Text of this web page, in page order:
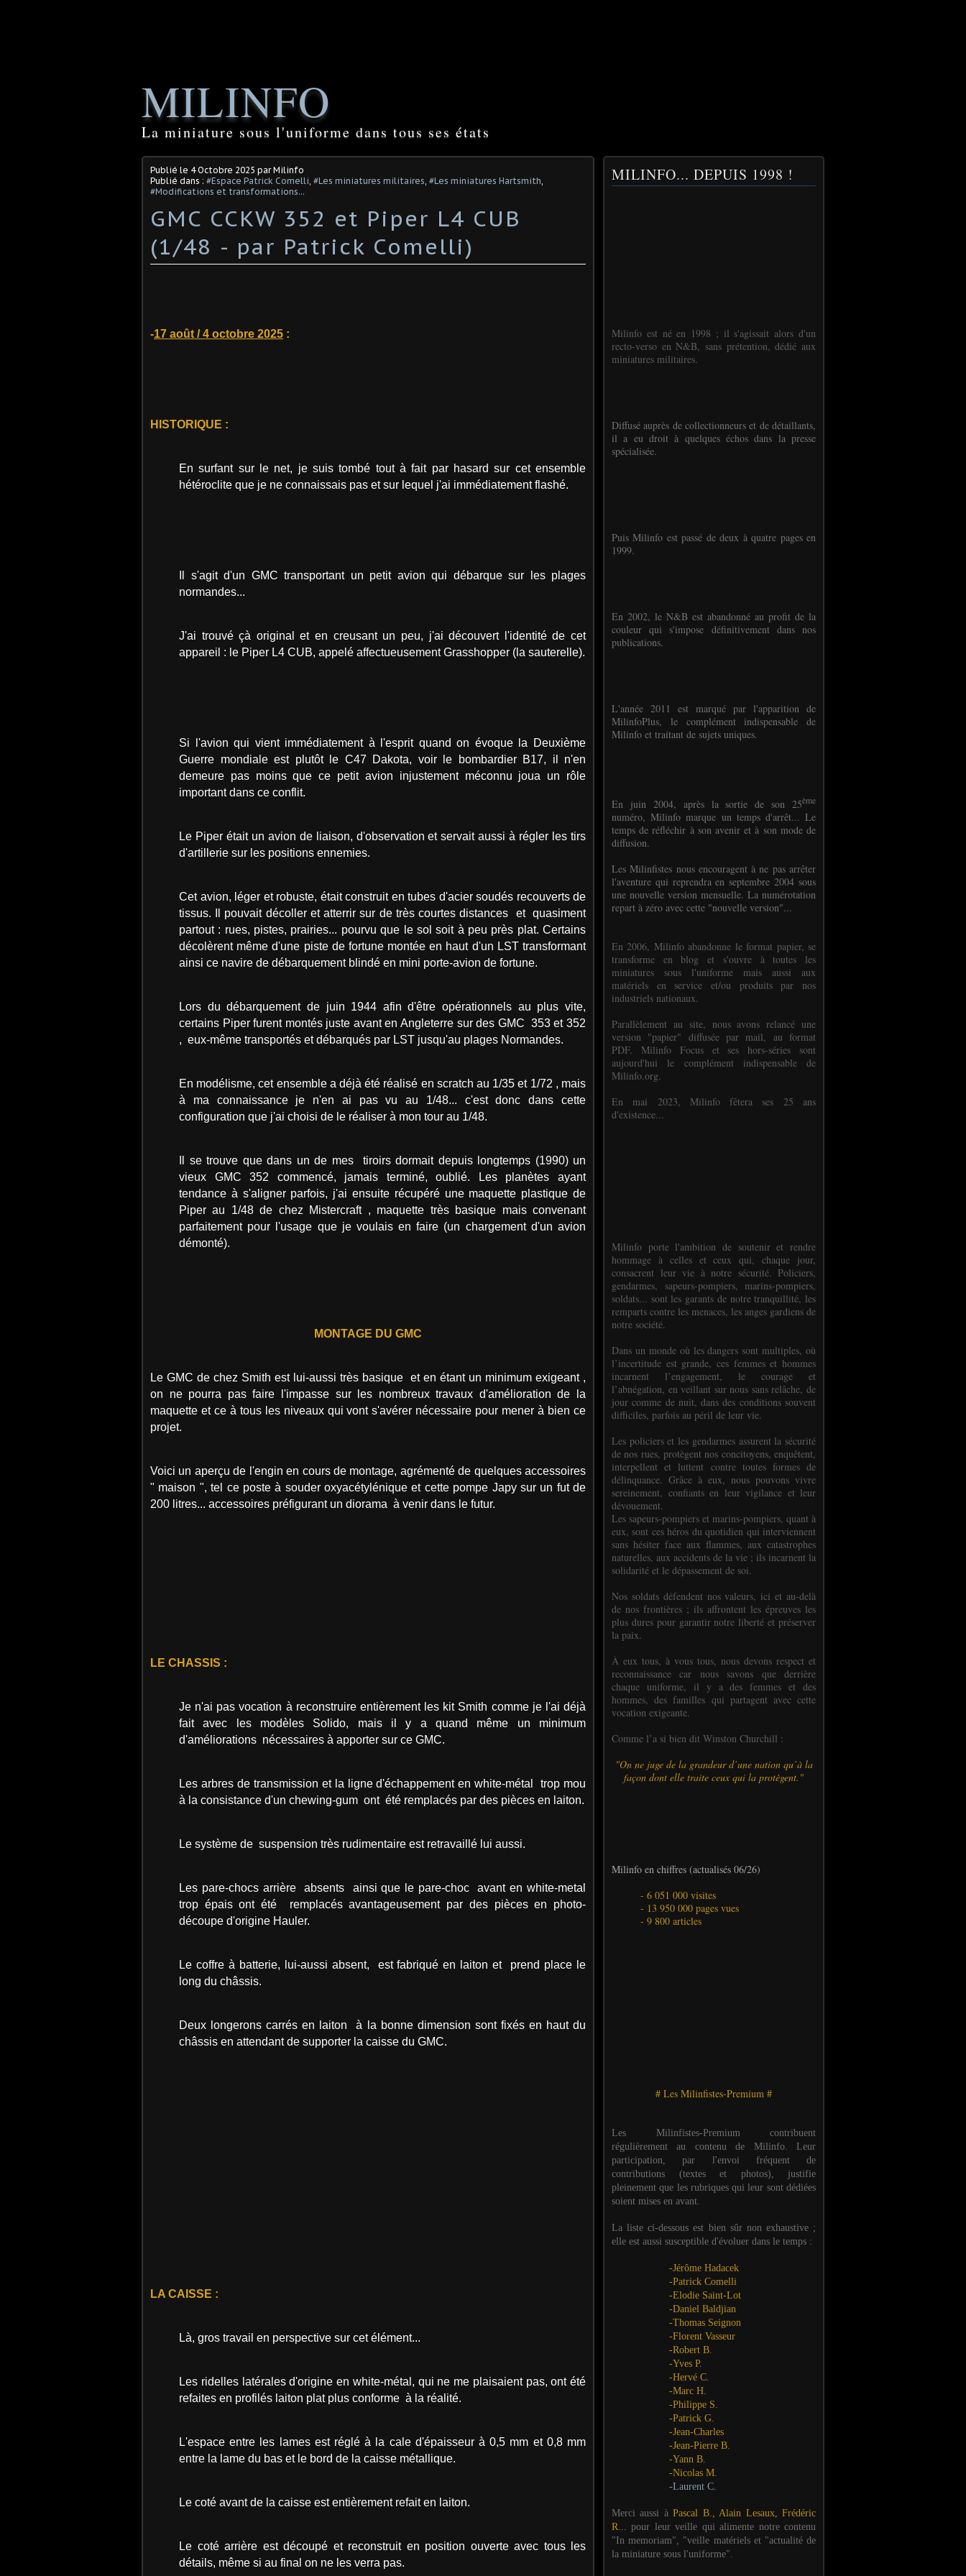
MILINFO
La miniature sous l'uniforme dans tous ses états
Publié le 4 Octobre 2025 par Milinfo
Publié dans : #Espace Patrick Comelli, #Les miniatures militaires, #Les miniatures Hartsmith,
#Modifications et transformations...
GMC CCKW 352 et Piper L4 CUB
(1/48 - par Patrick Comelli)
-17 août / 4 octobre 2025 :
HISTORIQUE :
En surfant sur le net, je suis tombé tout à fait par hasard sur cet ensemble
hétéroclite que je ne connaissais pas et sur lequel j'ai immédiatement flashé.
Il s'agit d'un GMC transportant un petit avion qui débarque sur les plages
normandes...
J'ai trouvé çà original et en creusant un peu, j'ai découvert l'identité de cet
appareil : le Piper L4 CUB, appelé affectueusement Grasshopper (la sauterelle).
Si l'avion qui vient immédiatement à l'esprit quand on évoque la Deuxième
Guerre mondiale est plutôt le C47 Dakota, voir le bombardier B17, il n'en
demeure pas moins que ce petit avion injustement méconnu joua un rôle
important dans ce conflit.
Le Piper était un avion de liaison, d'observation et servait aussi à régler les tirs
d'artillerie sur les positions ennemies.
Cet avion, léger et robuste, était construit en tubes d'acier soudés recouverts de
tissus. Il pouvait décoller et atterrir sur de très courtes distances et quasiment
partout : rues, pistes, prairies... pourvu que le sol soit à peu près plat. Certains
décolèrent même d'une piste de fortune montée en haut d'un LST transformant
ainsi ce navire de débarquement blindé en mini porte-avion de fortune.
Lors du débarquement de juin 1944 afin d'être opérationnels au plus vite,
certains Piper furent montés juste avant en Angleterre sur des GMC 353 et 352
, eux-même transportés et débarqués par LST jusqu'au plages Normandes.
En modélisme, cet ensemble a déjà été réalisé en scratch au 1/35 et 1/72 , mais
à ma connaissance je n'en ai pas vu au 1/48... c'est donc dans cette
configuration que j'ai choisi de le réaliser à mon tour au 1/48.
Il se trouve que dans un de mes tiroirs dormait depuis longtemps (1990) un
vieux GMC 352 commencé, jamais terminé, oublié. Les planètes ayant
tendance à s'aligner parfois, j'ai ensuite récupéré une maquette plastique de
Piper au 1/48 de chez Mistercraft , maquette très basique mais convenant
parfaitement pour l'usage que je voulais en faire (un chargement d'un avion
démonté).
MONTAGE DU GMC
Le GMC de chez Smith est lui-aussi très basique et en étant un minimum exigeant ,
on ne pourra pas faire l'impasse sur les nombreux travaux d'amélioration de la
maquette et ce à tous les niveaux qui vont s'avérer nécessaire pour mener à bien ce
projet.
Voici un aperçu de l'engin en cours de montage, agrémenté de quelques accessoires
" maison ", tel ce poste à souder oxyacétylénique et cette pompe Japy sur un fut de
200 litres... accessoires préfigurant un diorama à venir dans le futur.
LE CHASSIS :
Je n'ai pas vocation à reconstruire entièrement les kit Smith comme je l'ai déjà
fait avec les modèles Solido, mais il y a quand même un minimum
d'améliorations nécessaires à apporter sur ce GMC.
Les arbres de transmission et la ligne d'échappement en white-métal trop mou
à la consistance d'un chewing-gum ont été remplacés par des pièces en laiton.
Le système de suspension très rudimentaire est retravaillé lui aussi.
Les pare-chocs arrière absents ainsi que le pare-choc avant en white-metal
trop épais ont été remplacés avantageusement par des pièces en photo-
découpe d'origine Hauler.
Le coffre à batterie, lui-aussi absent, est fabriqué en laiton et prend place le
long du châssis.
Deux longerons carrés en laiton à la bonne dimension sont fixés en haut du
châssis en attendant de supporter la caisse du GMC.
LA CAISSE :
Là, gros travail en perspective sur cet élément...
Les ridelles latérales d'origine en white-métal, qui ne me plaisaient pas, ont été
refaites en profilés laiton plat plus conforme à la réalité.
L'espace entre les lames est réglé à la cale d'épaisseur à 0,5 mm et 0,8 mm
entre la lame du bas et le bord de la caisse métallique.
Le coté avant de la caisse est entièrement refait en laiton.
Le coté arrière est découpé et reconstruit en position ouverte avec tous les
détails, même si au final on ne les verra pas.
MILINFO... DEPUIS 1998 !
Milinfo est né en 1998 ; il s'agissait alors d'un
recto-verso en N&B, sans prétention, dédié aux
miniatures militaires.
Diffusé auprès de collectionneurs et de détaillants,
il a eu droit à quelques échos dans la presse
spécialisée.
Puis Milinfo est passé de deux à quatre pages en
1999.
En 2002, le N&B est abandonné au profit de la
couleur qui s'impose définitivement dans nos
publications.
L'année 2011 est marqué par l'apparition de
MilinfoPlus, le complément indispensable de
Milinfo et traitant de sujets uniques.
En juin 2004, après la sortie de son 25ème
numéro, Milinfo marque un temps d'arrêt... Le
temps de réfléchir à son avenir et à son mode de
diffusion.
Les Milinfistes nous encouragent à ne pas arrêter
l'aventure qui reprendra en septembre 2004 sous
une nouvelle version mensuelle. La numérotation
repart à zéro avec cette "nouvelle version"...
En 2006, Milinfo abandonne le format papier, se
transforme en blog et s'ouvre à toutes les
miniatures sous l'uniforme mais aussi aux
matériels en service et/ou produits par nos
industriels nationaux.
Parallèlement au site, nous avons relancé une
version "papier" diffusée par mail, au format
PDF. Milinfo Focus et ses hors-séries sont
aujourd'hui le complément indispensable de
Milinfo.org.
En mai 2023, Milinfo fêtera ses 25 ans
d'existence...
Milinfo porte l'ambition de soutenir et rendre
hommage à celles et ceux qui, chaque jour,
consacrent leur vie à notre sécurité. Policiers,
gendarmes, sapeurs-pompiers, marins-pompiers,
soldats... sont les garants de notre tranquillité, les
remparts contre les menaces, les anges gardiens de
notre société.
Dans un monde où les dangers sont multiples, où
l’incertitude est grande, ces femmes et hommes
incarnent l’engagement, le courage et
l’abnégation, en veillant sur nous sans relâche, de
jour comme de nuit, dans des conditions souvent
difficiles, parfois au péril de leur vie.
Les policiers et les gendarmes assurent la sécurité
de nos rues, protègent nos concitoyens, enquêtent,
interpellent et luttent contre toutes formes de
délinquance. Grâce à eux, nous pouvons vivre
sereinement, confiants en leur vigilance et leur
dévouement.
Les sapeurs-pompiers et marins-pompiers, quant à
eux, sont ces héros du quotidien qui interviennent
sans hésiter face aux flammes, aux catastrophes
naturelles, aux accidents de la vie ; ils incarnent la
solidarité et le dépassement de soi.
Nos soldats défendent nos valeurs, ici et au-delà
de nos frontières ; ils affrontent les épreuves les
plus dures pour garantir notre liberté et préserver
la paix.
À eux tous, à vous tous, nous devons respect et
reconnaissance car nous savons que derrière
chaque uniforme, il y a des femmes et des
hommes, des familles qui partagent avec cette
vocation exigeante.
Comme l’a si bien dit Winston Churchill :
"On ne juge de la grandeur d’une nation qu’à la
façon dont elle traite ceux qui la protègent."
Milinfo en chiffres (actualisés 06/26)
- 6 051 000 visites
- 13 950 000 pages vues
- 9 800 articles
# Les Milinfistes-Premium #
Les Milinfistes-Premium contribuent
régulièrement au contenu de Milinfo. Leur
participation, par l'envoi fréquent de
contributions (textes et photos), justifie
pleinement que les rubriques qui leur sont dédiées
soient mises en avant.
La liste ci-dessous est bien sûr non exhaustive ;
elle est aussi susceptible d'évoluer dans le temps :
-Jérôme Hadacek
-Patrick Comelli
-Elodie Saint-Lot
-Daniel Baldjian
-Thomas Seignon
-Florent Vasseur
-Robert B.
-Yves P.
-Hervé C.
-Marc H.
-Philippe S.
-Patrick G.
-Jean-Charles
-Jean-Pierre B.
-Yann B.
-Nicolas M.
-Laurent C.
Merci aussi àPascal B., Alain Lesaux, Frédéric
R...pour leur veille qui alimente notre contenu
"In memoriam", "veille matériels et "actualité de
la miniature sous l'uniforme".